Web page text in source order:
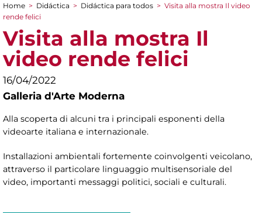
You are here
Home > Didáctica > Didáctica para todos > Visita alla mostra Il video
rende felici
Visita alla mostra Il
video rende felici
16/04/2022
Galleria d'Arte Moderna
Alla scoperta di alcuni tra i principali esponenti della
videoarte italiana e internazionale.
Installazioni ambientali fortemente coinvolgenti veicolano,
attraverso il particolare linguaggio multisensoriale del
video, importanti messaggi politici, sociali e culturali.